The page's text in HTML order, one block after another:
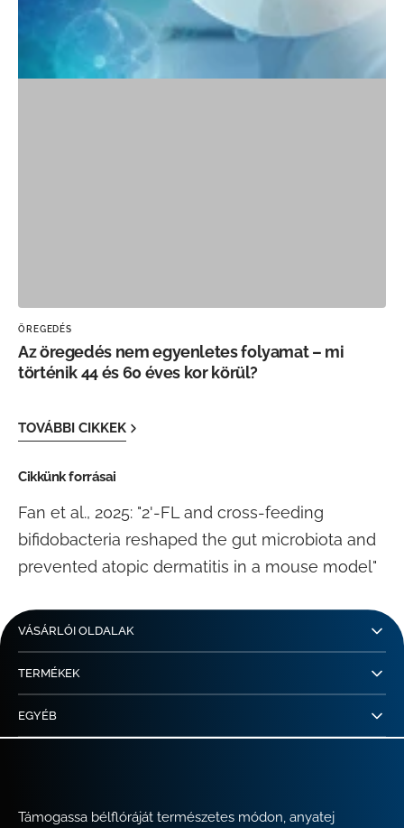
TOVÁBBI CIKKEK
ÖREGEDÉS
Az öregedés nem egyenletes folyamat – mi
történik 44 és 60 éves kor körül?
Cikkünk forrásai
Fan et al., 2025: "2'-FL and cross-feeding
bifidobacteria reshaped the gut microbiota and
prevented atopic dermatitis in a mouse model"
VÁSÁRLÓI OLDALAK
TERMÉKEK
EGYÉB
Támogassa bélflóráját természetes módon, anyatej